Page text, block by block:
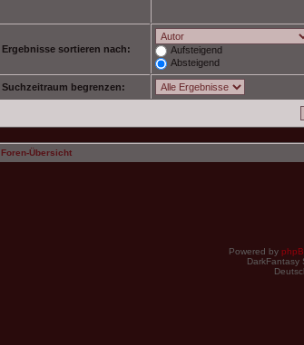
Ergebnisse sortieren nach:
Aufsteigend
Absteigend
Suchzeitraum begrenzen:
Foren-Übersicht
Powered by
DarkFantasy